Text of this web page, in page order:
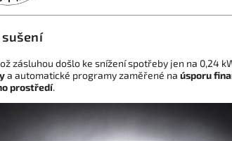
sušení
zásluhou došlo ke snížení spotřeby jen na 0,24
a automatické programy zaměřené na úsporu
prostředí.